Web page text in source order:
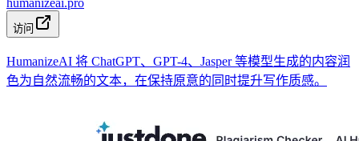
访问
HumanizeAI 将 ChatGPT、GPT-4、Jasper 等模型生成的内容润
色为自然流畅的文本，在保持原意的同时提升写作质感。